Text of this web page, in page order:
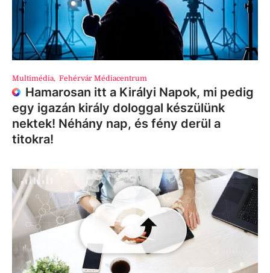
Multimédia, Fehérvár Médiacentrum
Hamarosan itt a Királyi Napok, mi pedig
egy igazán király dologgal készülünk
nektek! Néhány nap, és fény derül a
titokra!